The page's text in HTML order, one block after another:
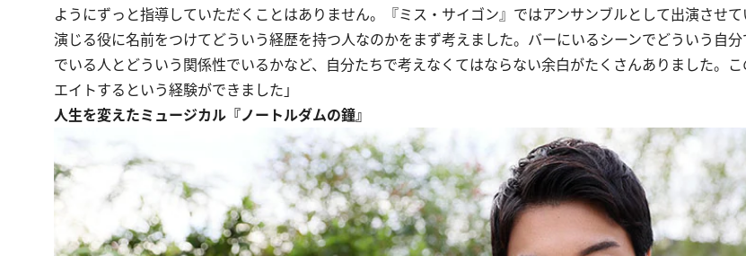
ようにずっと指導していただくことはありません。『ミス・サイゴン』ではアンサンブルとして出演させ
演じる役に名前をつけてどういう経歴を持つ人なのかをまず考えました。バーにいるシーンでどういう自
でいる人とどういう関係性でいるかなど、自分たちで考えなくてはならない余白がたくさんありました。
エイトするという経験ができました」
人生を変えたミュージカル『ノートルダムの鐘』